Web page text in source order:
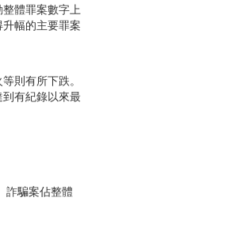
體罪案數字上
幅的主要罪案
則有所下跌。
有紀錄以來最
詐騙案佔整體